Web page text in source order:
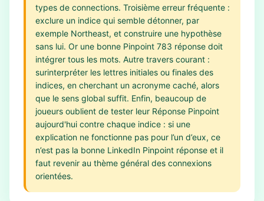
types de connections. Troisième erreur fréquente :
exclure un indice qui semble détonner, par
exemple Northeast, et construire une hypothèse
sans lui. Or une bonne Pinpoint 783 réponse doit
intégrer tous les mots. Autre travers courant :
surinterpréter les lettres initiales ou finales des
indices, en cherchant un acronyme caché, alors
que le sens global suffit. Enfin, beaucoup de
joueurs oublient de tester leur Réponse Pinpoint
aujourd'hui contre chaque indice : si une
explication ne fonctionne pas pour l’un d’eux, ce
n’est pas la bonne LinkedIn Pinpoint réponse et il
faut revenir au thème général des connexions
orientées.